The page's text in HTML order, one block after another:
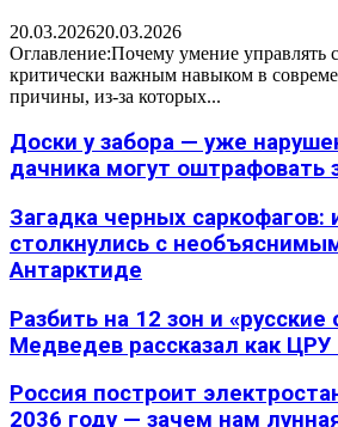
20.03.202620.03.2026
Оглавление:Почему умение управлять
критически важным навыком в
причины, из-за которых...
Доски у забора — уже
дачника могут оштрафовать
Загадка черных саркофагов:
столкнулись с
Антарктиде
Разбить на 12 зон и «русские
Медведев рассказал как ЦРУ
Россия построит
2036 году — зачем нам